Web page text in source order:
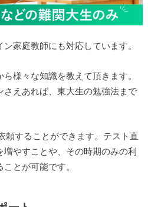
家庭教師にも対応しています。
様々な知識を教えて頂きます。
さえあれば、東大生の勉強法まで
頼することができます。テスト直
やすことや、その時期のみの利
とが可能です。